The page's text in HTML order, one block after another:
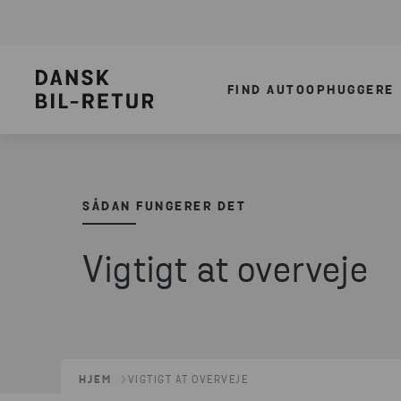
FIND AUTOOPHUGGERE
SÅDAN FUNGERER DET
Vigtigt at overveje
HJEM VIGTIGT AT OVERVEJE